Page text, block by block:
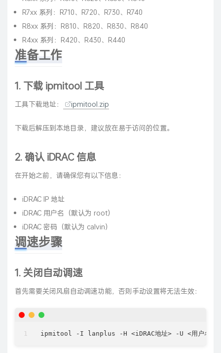
R7xx 系列：R710、R720、R730、R740
R8xx 系列：R810、R820、R830、R840
R4xx 系列：R420、R430、R440
准备工作
1. 下载 ipmitool 工具
工具下载地址： ipmitool.zip
下载后解压到本地目录，建议放在易于访问的位置。
2. 确认 iDRAC 信息
在开始之前，请确保您有以下信息：
iDRAC IP 地址
iDRAC 用户名（默认为 root）
iDRAC 密码（默认为 calvin）
调速步骤
1. 关闭自动调速
首先需要关闭风扇自动调速功能，否则手动设置将无法生效：